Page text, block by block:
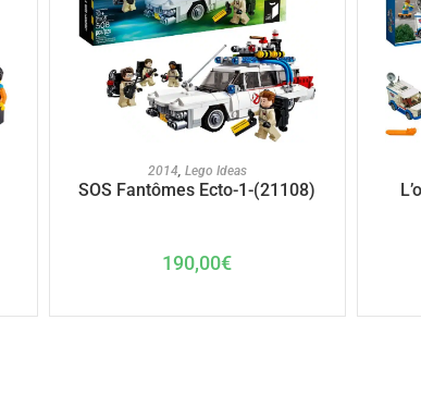
AJOUTER AU PANIER
2014, Lego Ideas
SOS Fantômes Ecto-1-(21108)
190,00€